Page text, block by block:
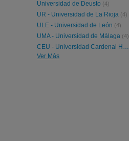
Universidad de Deusto (4)
UR - Universidad de La Rioja (4)
ULE - Universidad de León (4)
UMA - Universidad de Málaga (4)
CEU - Universidad Cardenal Herrera
Ver Más